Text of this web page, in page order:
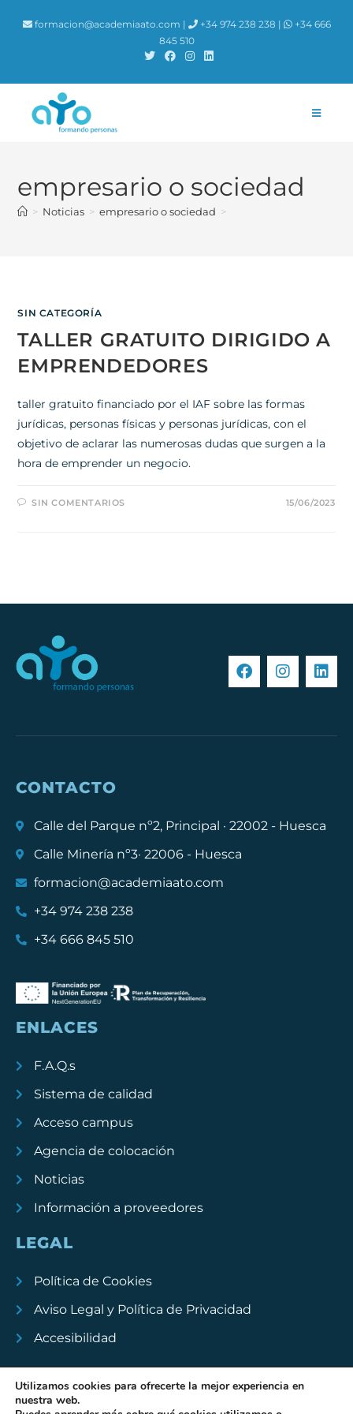
formacion@academiaato.com | +34 974 238 238 |
+34 666
845 510
empresario o sociedad
> Noticias > empresario o sociedad >
SIN CATEGORÍA
TALLER GRATUITO DIRIGIDO A
EMPRENDEDORES
taller gratuito financiado por el IAF sobre las formas
jurídicas, personas físicas y personas jurídicas, con el
objetivo de aclarar las numerosas dudas que surgen a la
hora de emprender un negocio.
SIN COMENTARIOS 15/06/2023
CONTACTO
Calle del Parque nº2, Principal · 22002 - Huesca
Calle Minería nº3· 22006 - Huesca
formacion@academiaato.com
+34 974 238 238
+34 666 845 510
ENLACES
F.A.Q.s
Sistema de calidad
Acceso campus
Agencia de colocación
Noticias
Información a proveedores
LEGAL
Política de Cookies
Aviso Legal y Política de Privacidad
Accesibilidad
Utilizamos cookies para ofrecerte la mejor experiencia en
nuestra web.